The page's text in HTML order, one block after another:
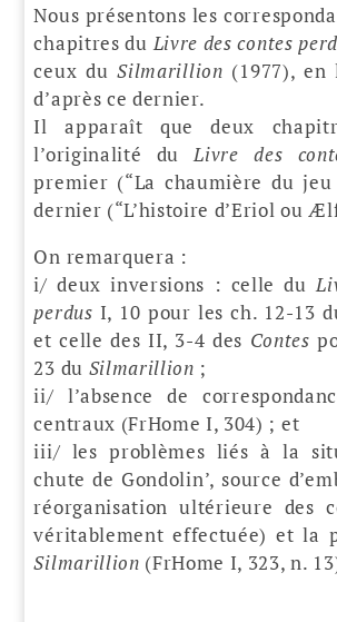
Nous présentons les
chapitres duLivre des contes
ceux duSilmarillion (1977), en
d’après ce dernier.
Il apparaît que deux
l’originalité duLivre des
premier (“La chaumière du
dernier (“L’histoire d’Eriol ou
On remarquera :
i/ deux inversions : celle du
perdus I, 10 pour les ch. 12-13
et celle des II, 3-4 des Contes
23 du Silmarillion ;
ii/ l’absence de
centraux (FrHome I, 304) ; et
iii/ les problèmes liés à la
chute de Gondolin’, source
réorganisation ultérieure des
véritablement effectuée) et la
Silmarillion (FrHome I, 323, n.